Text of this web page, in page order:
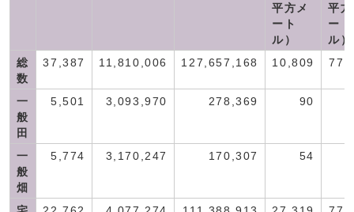
平方メ
ート
ル）
平
ート
ル）
総
数
37,387 11,810,006 127,657,168 10,809
一
般
田
5,501 3,093,970 278,369 90
一
般
畑
5,774 3,170,247 170,307 54